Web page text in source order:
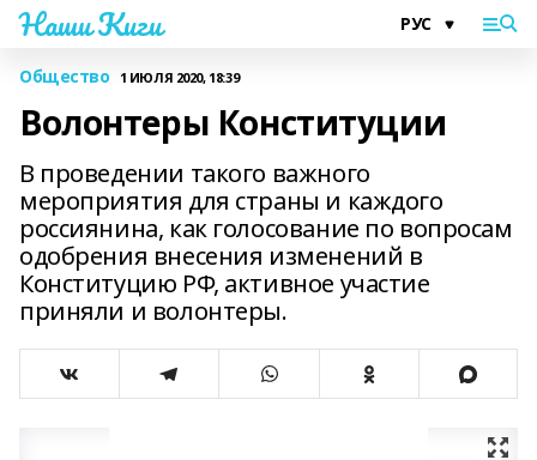
Наши Киги
Общество 1 ИЮЛЯ 2020, 18:39
Волонтеры Конституции
В проведении такого важного
мероприятия для страны и каждого
россиянина, как голосование по вопросам
одобрения внесения изменений в
Конституцию РФ, активное участие
приняли и волонтеры.